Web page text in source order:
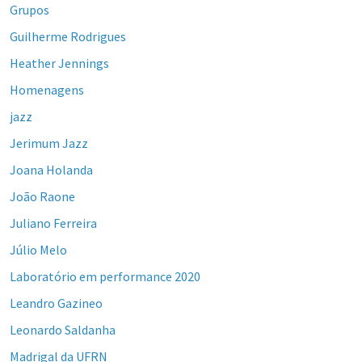
Grupos
Guilherme Rodrigues
Heather Jennings
Homenagens
jazz
Jerimum Jazz
Joana Holanda
João Raone
Juliano Ferreira
Júlio Melo
Laboratório em performance 2020
Leandro Gazineo
Leonardo Saldanha
Madrigal da UFRN